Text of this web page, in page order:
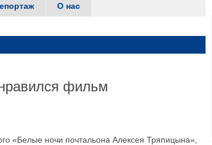
О нас
фильм
«Белые ночи почтальона Алексея Тряпицына»,